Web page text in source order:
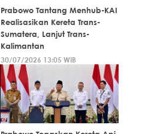
Prabowo Tantang Menhub-KAI
Realisasikan Kereta Trans-
Sumatera, Lanjut Trans-
Kalimantan
30/07/2026 13:05 WIB